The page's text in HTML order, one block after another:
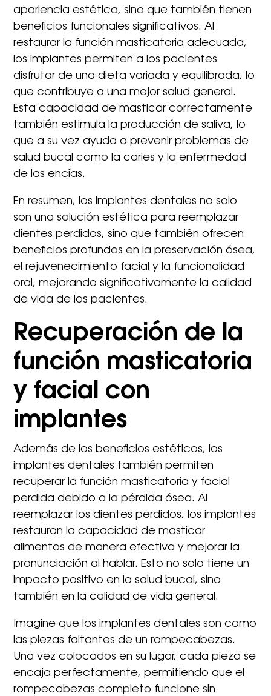
apariencia estética, sino que también tienen
beneficios funcionales significativos. Al
restaurar la función masticatoria adecuada,
los implantes permiten a los pacientes
disfrutar de una dieta variada y equilibrada, lo
que contribuye a una mejor salud general.
Esta capacidad de masticar correctamente
también estimula la producción de saliva, lo
que a su vez ayuda a prevenir problemas de
salud bucal como la caries y la enfermedad
de las encías.
En resumen, los implantes dentales no solo
son una solución estética para reemplazar
dientes perdidos, sino que también ofrecen
beneficios profundos en la preservación ósea,
el rejuvenecimiento facial y la funcionalidad
oral, mejorando significativamente la calidad
de vida de los pacientes.
Recuperación de la
función masticatoria
y facial con
implantes
Además de los beneficios estéticos, los
implantes dentales también permiten
recuperar la función masticatoria y facial
perdida debido a la pérdida ósea. Al
reemplazar los dientes perdidos, los implantes
restauran la capacidad de masticar
alimentos de manera efectiva y mejorar la
pronunciación al hablar. Esto no solo tiene un
impacto positivo en la salud bucal, sino
también en la calidad de vida general.
Imagine que los implantes dentales son como
las piezas faltantes de un rompecabezas.
Una vez colocados en su lugar, cada pieza se
encaja perfectamente, permitiendo que el
rompecabezas completo funcione sin